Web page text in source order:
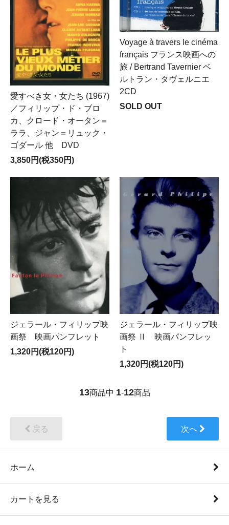
愛すべき女・女たち (1967)
／フィリップ・ド・ブロ
カ、クロード・オータン＝
ララ、ジャン＝リュック・
ゴダール 他 DVD
3,850円(税350円)
Voyage à travers le cinéma
français フランス映画への
旅 / Bertrand Tavernier ベ
ルトラン・タヴェルニエ
2CD
SOLD OUT
ジェラール・フィリップ映
画祭 映画パンフレット
1,320円(税120円)
ジェラール・フィリップ映
画祭 Ⅱ 映画パンフレッ
ト
1,320円(税120円)
13商品中 1-12商品
戻る 次へ
ホーム
カートを見る